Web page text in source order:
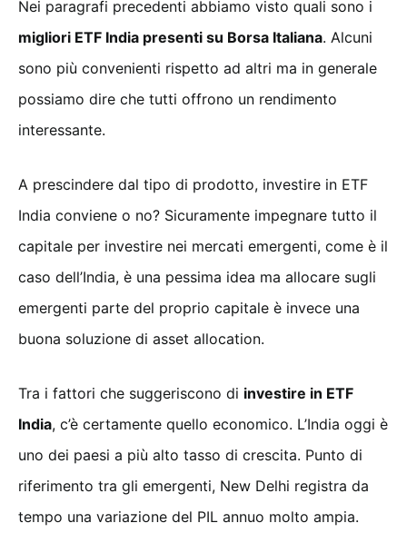
Nei paragrafi precedenti abbiamo visto quali sono i
migliori ETF India presenti su Borsa Italiana. Alcuni
sono più convenienti rispetto ad altri ma in generale
possiamo dire che tutti offrono un rendimento
interessante.
A prescindere dal tipo di prodotto, investire in ETF
India conviene o no? Sicuramente impegnare tutto il
capitale per investire nei mercati emergenti, come è il
caso dell’India, è una pessima idea ma allocare sugli
emergenti parte del proprio capitale è invece una
buona soluzione di asset allocation.
Tra i fattori che suggeriscono di investire in ETF
India, c’è certamente quello economico. L’India oggi è
uno dei paesi a più alto tasso di crescita. Punto di
riferimento tra gli emergenti, New Delhi registra da
tempo una variazione del PIL annuo molto ampia.